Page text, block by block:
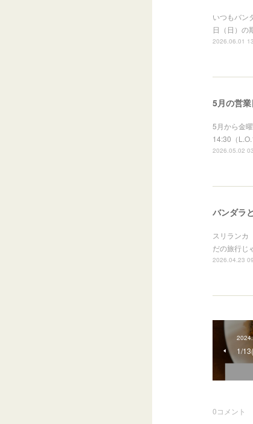
いつもバン
日（日）の
2026.06.01
5月の営
5月から金
14:30（
2026.05.02
バンダラ
スリランカ
だの旅行じ
2026.04.23
1/
0コメント